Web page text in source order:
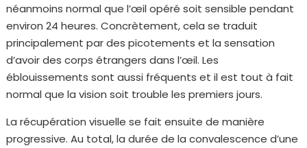
néanmoins normal que l’œil opéré soit sensible pendant
environ 24 heures. Concrètement, cela se traduit
principalement par des picotements et la sensation
d’avoir des corps étrangers dans l’œil. Les
éblouissements sont aussi fréquents et il est tout à fait
normal que la vision soit trouble les premiers jours.
La récupération visuelle se fait ensuite de manière
progressive. Au total, la durée de la convalescence d’une